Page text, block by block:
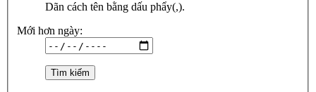
Dãn cách tên bằng dấu phẩy(,).
Mới hơn ngày: